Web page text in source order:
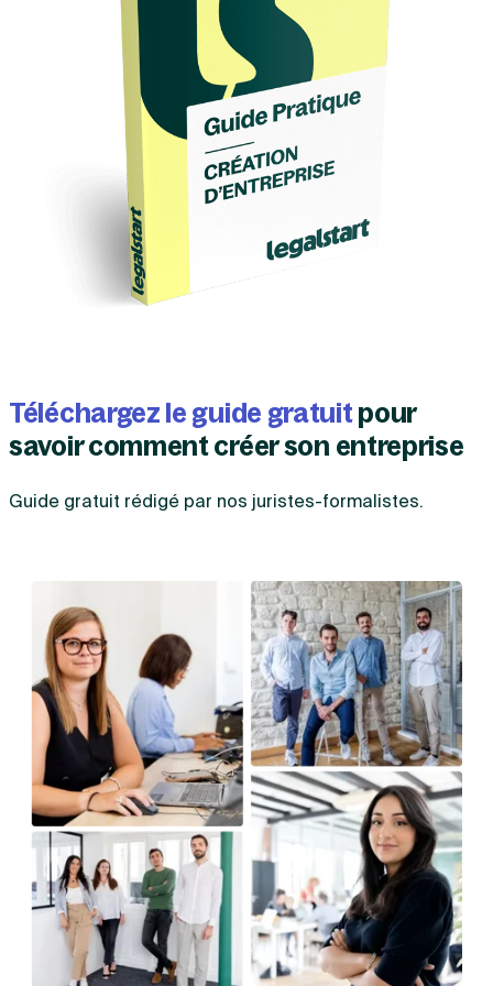
exemple.
Téléchargez le guide gratuitpour
savoir comment créer son entreprise
Guide gratuit rédigé par nos juristes-formalistes.